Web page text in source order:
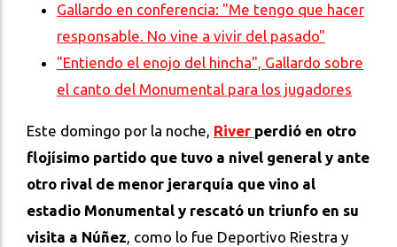
Gallardo en conferencia: "Me tengo que hacer
responsable. No vine a vivir del pasado"
"Entiendo el enojo del hincha", Gallardo sobre
el canto del Monumental para los jugadores
Este domingo por la noche, River perdió en otro
flojísimo partido que tuvo a nivel general y ante
otro rival de menor jerarquía que vino al
estadio Monumental y rescató un triunfo en su
visita a Núñez, como lo fue Deportivo Riestra y